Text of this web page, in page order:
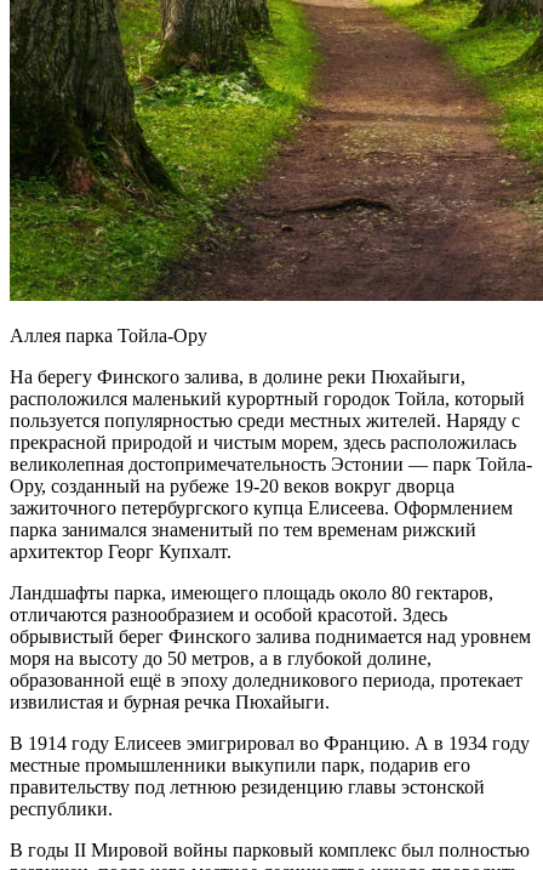
Аллея парка Тойла-Ору
На берегу Финского залива, в долине реки Пюхайыги,
расположился маленький курортный городок Тойла, который
пользуется популярностью среди местных жителей. Наряду с
прекрасной природой и чистым морем, здесь расположилась
великолепная достопримечательность Эстонии — парк Тойла-
Ору, созданный на рубеже 19-20 веков вокруг дворца
зажиточного петербургского купца Елисеева. Оформлением
парка занимался знаменитый по тем временам рижский
архитектор Георг Купхалт.
Ландшафты парка, имеющего площадь около 80 гектаров,
отличаются разнообразием и особой красотой. Здесь
обрывистый берег Финского залива поднимается над уровнем
моря на высоту до 50 метров, а в глубокой долине,
образованной ещё в эпоху доледникового периода, протекает
извилистая и бурная речка Пюхайыги.
В 1914 году Елисеев эмигрировал во Францию. А в 1934 году
местные промышленники выкупили парк, подарив его
правительству под летнюю резиденцию главы эстонской
республики.
В годы II Мировой войны парковый комплекс был полностью